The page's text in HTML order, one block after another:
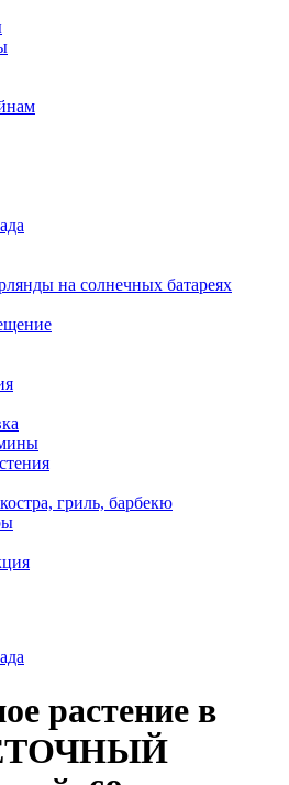
на солнечных батареях
гриль, барбекю
растение в